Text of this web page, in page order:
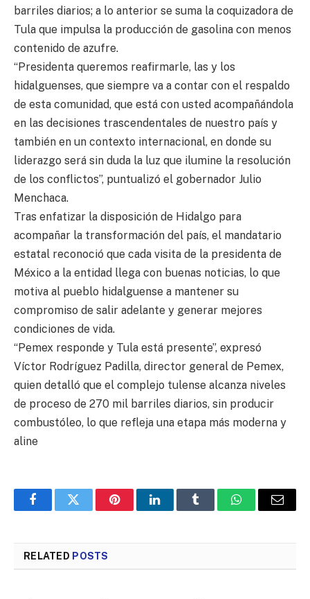
barriles diarios; a lo anterior se suma la coquizadora de
Tula que impulsa la producción de gasolina con menos
contenido de azufre.
“Presidenta queremos reafirmarle, las y los
hidalguenses, que siempre va a contar con el respaldo
de esta comunidad, que está con usted acompañándola
en las decisiones trascendentales de nuestro país y
también en un contexto internacional, en donde su
liderazgo será sin duda la luz que ilumine la resolución
de los conflictos”, puntualizó el gobernador Julio
Menchaca.
Tras enfatizar la disposición de Hidalgo para
acompañar la transformación del país, el mandatario
estatal reconoció que cada visita de la presidenta de
México a la entidad llega con buenas noticias, lo que
motiva al pueblo hidalguense a mantener su
compromiso de salir adelante y generar mejores
condiciones de vida.
“Pemex responde y Tula está presente”, expresó
Víctor Rodríguez Padilla, director general de Pemex,
quien detalló que el complejo tulense alcanza niveles
de proceso de 270 mil barriles diarios, sin producir
combustóleo, lo que refleja una etapa más moderna y
aline
FacebookTwitter PinterestLinkedInTumblr WhatsAppEmail
RELATED POSTS